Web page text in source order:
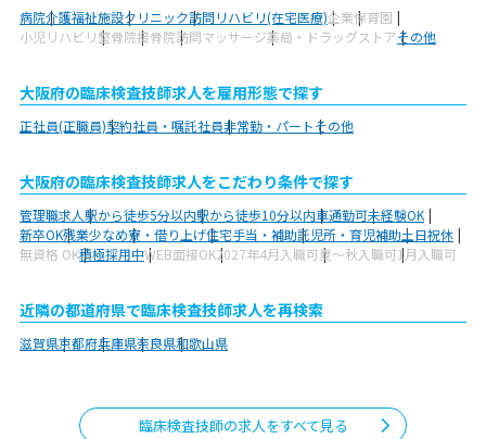
病院介護福祉施設クリニック訪問リハビリ(在宅医療)企業保育園
小児リハビリ整骨院接骨院訪問マッサージ薬局・ドラッグストアその他
大阪府の臨床検査技師求人を雇用形態で探す
正社員(正職員)契約社員・嘱託社員非常勤・パートその他
大阪府の臨床検査技師求人をこだわり条件で探す
管理職求人駅から徒歩5分以内駅から徒歩10分以内車通勤可未経験OK
新卒OK残業少なめ寮・借り上げ住宅手当・補助託児所・育児補助土日祝休
無資格 OK積極採用中WEB面接OK2027年4月入職可夏～秋入職可1月入職可
近隣の都道府県で臨床検査技師求人を再検索
滋賀県京都府兵庫県奈良県和歌山県
臨床検査技師の求人をすべて見る